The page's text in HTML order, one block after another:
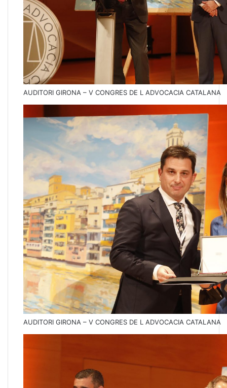
AUDITORI GIRONA – V CONGRES DE L ADVOCACIA CATALANA
AUDITORI GIRONA – V CONGRES DE L ADVOCACIA CATALANA